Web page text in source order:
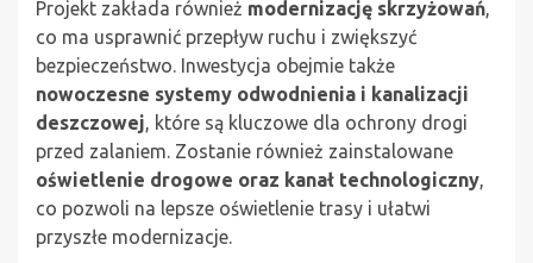
Projekt zakłada również modernizację skrzyżowań,
co ma usprawnić przepływ ruchu i zwiększyć
bezpieczeństwo. Inwestycja obejmie także
nowoczesne systemy odwodnienia i kanalizacji
deszczowej, które są kluczowe dla ochrony drogi
przed zalaniem. Zostanie również zainstalowane
oświetlenie drogowe oraz kanał technologiczny,
co pozwoli na lepsze oświetlenie trasy i ułatwi
przyszłe modernizacje.